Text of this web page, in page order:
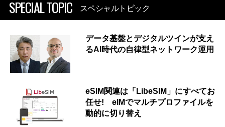
SPECIAL TOPIC スペシャルトピック
データ基盤とデジタルツインが支え
るAI時代の自律型ネットワーク運用
eSIM関連は「LibeSIM」にすべてお
任せ! eIMでマルチプロファイルを
動的に切り替え